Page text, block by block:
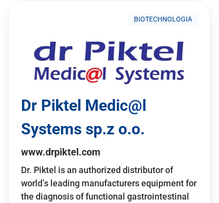
BIOTECHNOLOGIA
Dr Piktel Medic@l
Systems sp.z o.o.
www.drpiktel.com
Dr. Piktel is an authorized distributor of
world’s leading manufacturers equipment for
the diagnosis of functional gastrointestinal